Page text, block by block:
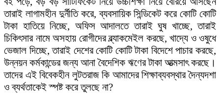
তারাই লাগামহীন দুর্নীতি করে, ব্যবসায়িক সিন্ডিকেট করে কোটি কোটি
টাকা হাতিয়ে নিচ্ছে, অফিস আদালতে তারাই ঘুষ খাচ্ছে, তারাই
চিকিৎসার নামে অসহায় রোগীদের ব্ল্যাকমেইল করছে, খাদ্যে ও ওষুধে
ভেজাল দিচ্ছে, তারাই দেশের কোটি কোটি টাকা বিদেশে পাচার করছে,
উন্নয়ন কর্মকান্ডের জন্য আনা বৈদেশিক ঋণের টাকা আত্মসাৎ করছে।
তাদের এই বিবেকহীন লুটতরাজ কি আমাদের শিক্ষাব্যবস্থার দৈন্যদশা
ও ব্যর্থতাকেই স্পষ্ট করে তুলছে না?